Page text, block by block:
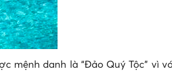
mệnh danh là “Đảo Quý Tộc” vì